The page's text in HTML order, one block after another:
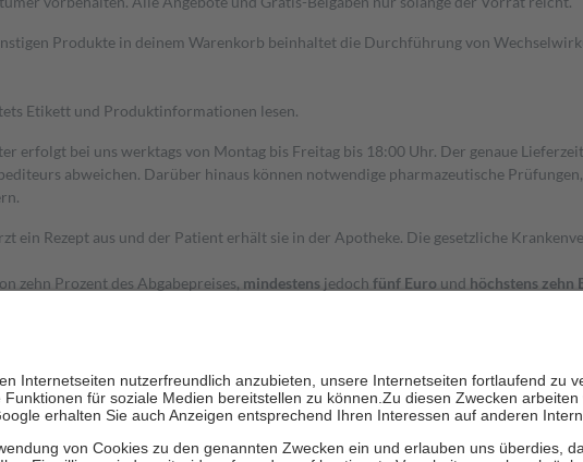
Produkte in deinem Warenkorb beinhaltet die Durchführung von
Etikett und Produktinformationen lesen.
erfolgt bei uns werktags von Montag bis Freitag bis 18:00 Uhr. Der genaue
abweichen. Darüber hinaus können notwendige pharmazeutische
ein Rezept aus und der Patient erhält sie in der Apotheke. Die gesetzliche
zehn Prozent des Abgabepreises, mindestens jedoch fünf Euro und höchstens zehn
zu stärken und die besondere Stellung der Familie zu unterstützen, fallen
mit Ausnahme der Fahrkosten
von der GKV getragen werden